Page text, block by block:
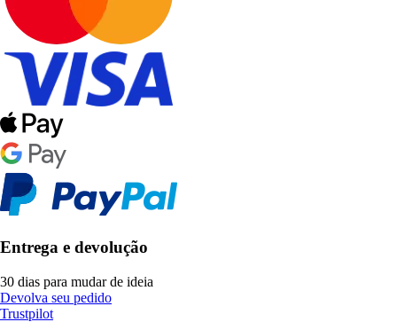
Entrega e devolução
30 dias para mudar de ideia
Devolva seu pedido
Trustpilot